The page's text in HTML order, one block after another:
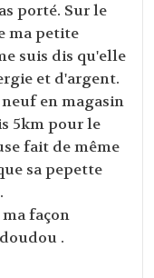
porté. Sur le
ma petite
suis dis qu'elle
et d'argent.
en magasin
5km pour le
fait de même
sa pepette
façon
.